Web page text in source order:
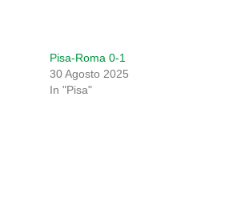
Pisa-Roma 0-1
30 Agosto 2025
In "Pisa"